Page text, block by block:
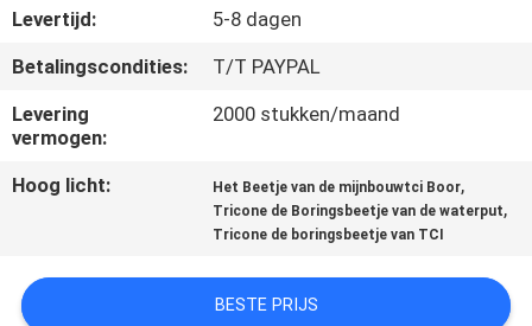
OM
EEN
CITAAT
NIEUWS
Levertijd:
5-8 dagen
Betalingscondities:
T/T PAYPAL
Levering
vermogen:
2000 stukken/maand
Hoog licht: Het Beetje van de mijnbouwtci Boor,
Tricone de Boringsbeetje van de waterput,
Tricone de boringsbeetje van TCI
BESTE PRIJS